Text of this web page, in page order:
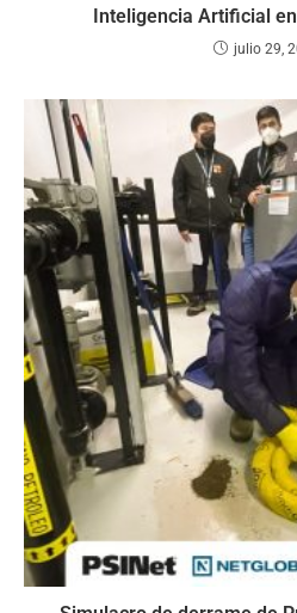
Inteligencia Artificial
julio 29,